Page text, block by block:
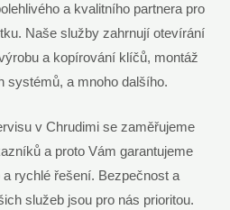
a kvalitního partnera pro
Naše služby zahrnují otevírání
a kopírování klíčů, montáž
systémů, a mnoho dalšího.
v Chrudimi se zaměřujeme
a proto Vám garantujeme
rychlé řešení. Bezpečnost a
služeb jsou pro nás prioritou.